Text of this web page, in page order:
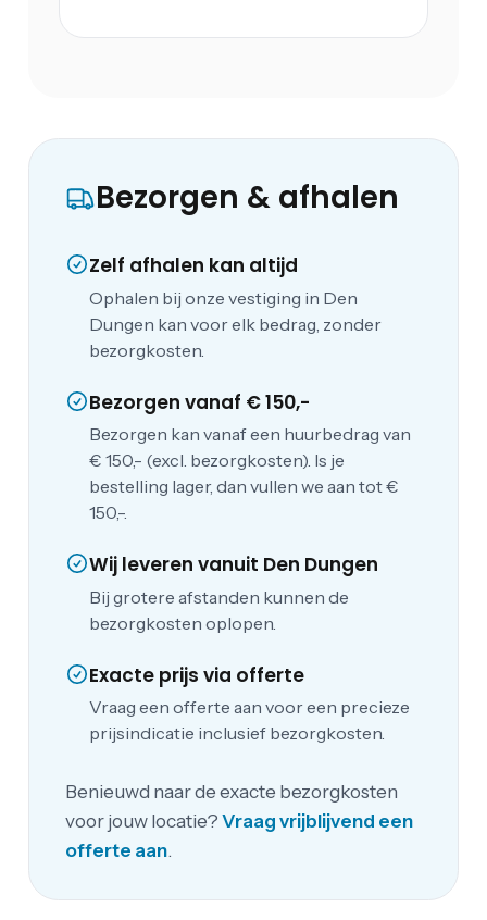
Bezorgen & afhalen
Zelf afhalen kan altijd
Ophalen bij onze vestiging in Den
Dungen kan voor elk bedrag, zonder
bezorgkosten.
Bezorgen vanaf € 150,-
Bezorgen kan vanaf een huurbedrag van
€ 150,- (excl. bezorgkosten). Is je
bestelling lager, dan vullen we aan tot €
150,-.
Wij leveren vanuit Den Dungen
Bij grotere afstanden kunnen de
bezorgkosten oplopen.
Exacte prijs via offerte
Vraag een offerte aan voor een precieze
prijsindicatie inclusief bezorgkosten.
Benieuwd naar de exacte bezorgkosten
voor jouw locatie?Vraag vrijblijvend een
offerte aan.